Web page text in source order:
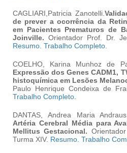
CAGLIARI,Patricia Zanotelli.
de prever a ocorrência da
em Pacientes Prematuros de
Joinville. Orientador Prof. Dr.
Resumo. Trabalho Completo.
COELHO, Karina Munhoz de
Expressão dos GenesCADM1,
histoquímica em Lesões
Paulo Henrique Condeixa de
Trabalho Completo.
DANTAS, Andrea Maria
Artéria Cerebral Média para
Mellitus Gestacional. Orientador
Turma XIV. Resumo. Trabalho